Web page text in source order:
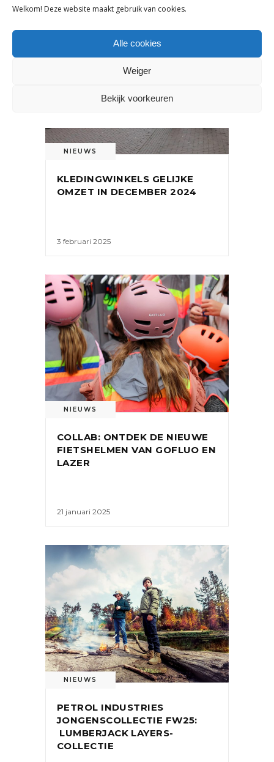
Welkom! Deze website maakt gebruik van cookies.
Alle cookies
Weiger
Bekijk voorkeuren
NIEUWS
KLEDINGWINKELS GELIJKE
OMZET IN DECEMBER 2024
3 februari 2025
NIEUWS
COLLAB: ONTDEK DE NIEUWE
FIETSHELMEN VAN GOFLUO EN
LAZER
21 januari 2025
NIEUWS
PETROL INDUSTRIES
JONGENSCOLLECTIE FW25:
LUMBERJACK LAYERS-
COLLECTIE